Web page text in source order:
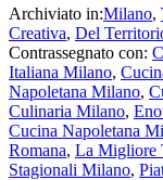
Archiviato in:Milano,
Creativa, Del
Contrassegnato con:
Italiana Milano,
Napoletana Milano,
Culinaria Milano,
Cucina Napoletana
Romana, La Migliore
Stagionali Milano,